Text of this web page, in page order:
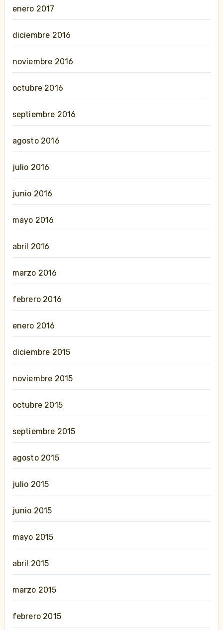
enero 2017
diciembre 2016
noviembre 2016
octubre 2016
septiembre 2016
agosto 2016
julio 2016
junio 2016
mayo 2016
abril 2016
marzo 2016
febrero 2016
enero 2016
diciembre 2015
noviembre 2015
octubre 2015
septiembre 2015
agosto 2015
julio 2015
junio 2015
mayo 2015
abril 2015
marzo 2015
febrero 2015